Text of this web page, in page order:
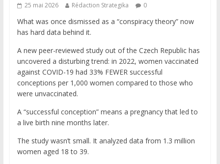
25 mai 2026 Rédaction Strategika 0
What was once dismissed as a “conspiracy theory” now
has hard data behind it.
A new peer-reviewed study out of the Czech Republic has
uncovered a disturbing trend: in 2022, women vaccinated
against COVID-19 had 33% FEWER successful
conceptions per 1,000 women compared to those who
were unvaccinated.
A “successful conception” means a pregnancy that led to
a live birth nine months later.
The study wasn’t small. It analyzed data from 1.3 million
women aged 18 to 39.